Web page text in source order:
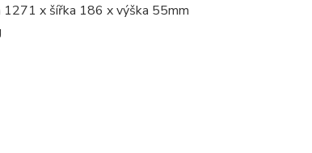
1271 x šířka 186 x výška 55mm